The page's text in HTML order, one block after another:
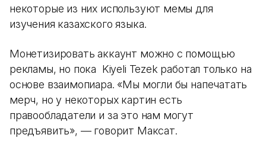
некоторые из них используют мемы для
изучения казахского языка.
Монетизировать аккаунт можно с помощью
рекламы, но пока Kiyeli Tezek работал только на
основе взаимопиара. «Мы могли бы напечатать
мерч, но у некоторых картин есть
правообладатели и за это нам могут
предъявить», — говорит Максат.